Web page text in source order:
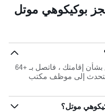
بوكيكوهي موتل
إذا كانت لديك أسئلة أو أمور تتعلق بشأن إقامتك ، فاتصل بـ +64
للتحدث إلى موظف مكتب
موتل؟